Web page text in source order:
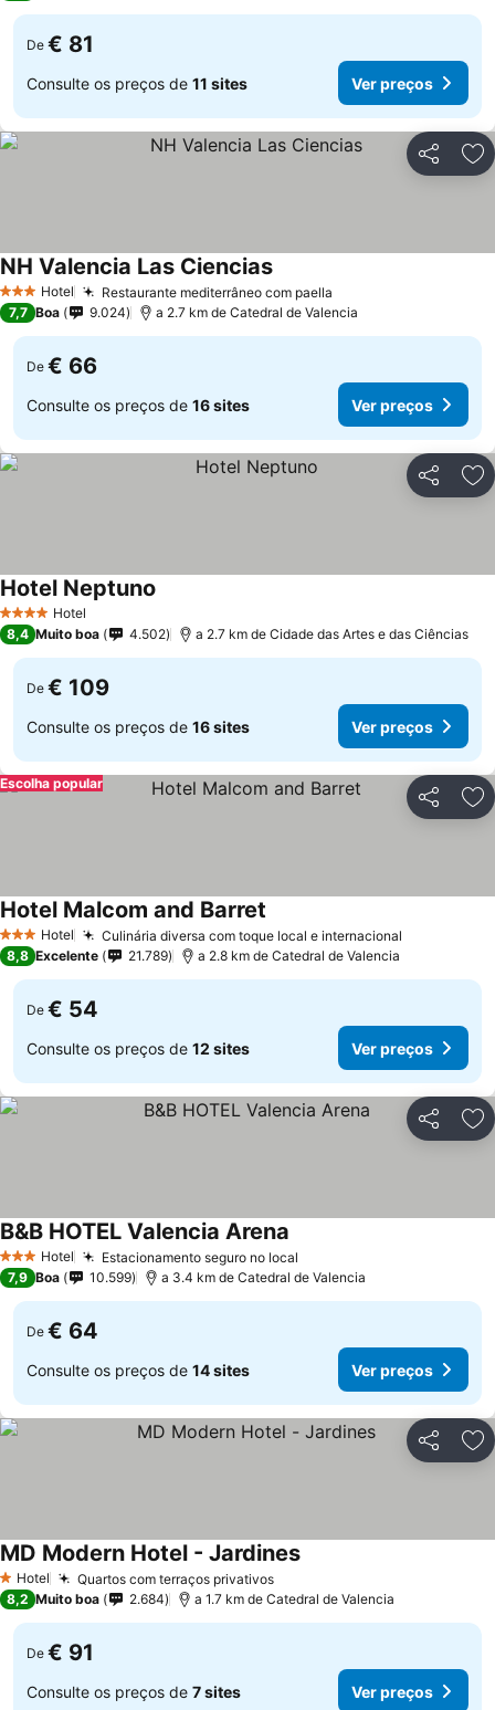
De € 81
Consulte os preços de 11 sites Ver preços
Partilhar
3 EstrelasHotel Restaurante mediterrâneo com paella
NH Valencia Las Ciencias
7,7 Boa 9.024 a 2.7 km de Catedral de Valencia
De € 66
Consulte os preços de 16 sites Ver preços
Partilhar
4 EstrelasHotel
Hotel Neptuno
8,4 Muito boa 4.502 a 2.7 km de Cidade das Artes e das Ciências
De € 109
Consulte os preços de 16 sites Ver preços
Partilhar
Escolha popular
3 EstrelasHotel Culinária diversa com toque local e internacional
Hotel Malcom and Barret
8,8 Excelente 21.789 a 2.8 km de Catedral de Valencia
De € 54
Consulte os preços de 12 sites Ver preços
Partilhar
3 EstrelasHotel Estacionamento seguro no local
B&B HOTEL Valencia Arena
7,9 Boa 10.599 a 3.4 km de Catedral de Valencia
De € 64
Consulte os preços de 14 sites Ver preços
Partilhar
1 Estrelas
Hotel Quartos com terraços privativos
MD Modern Hotel - Jardines
8,2 Muito boa 2.684 a 1.7 km de Catedral de Valencia
De € 91
Consulte os preços de 7 sites Ver preços